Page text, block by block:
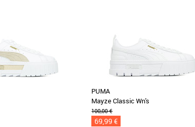
PUMA
Mayze Classic Wn's
100,00 €
69,99 €